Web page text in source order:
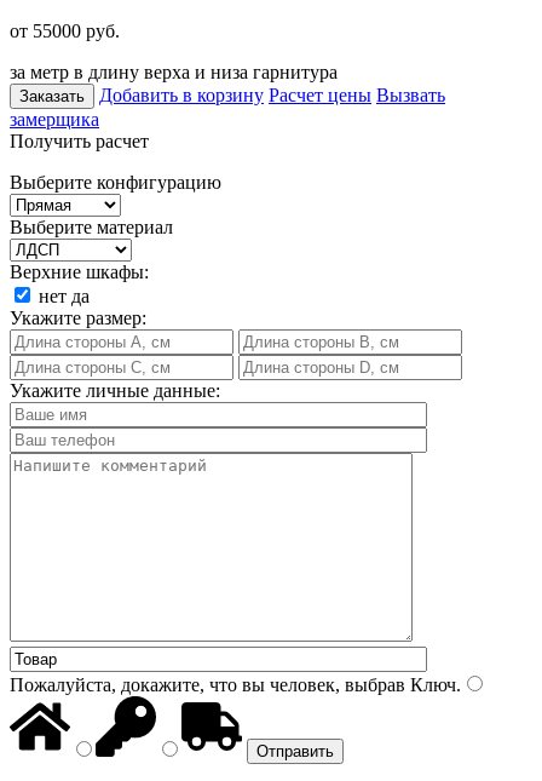
от 55000 руб.
за метр в длину верха и низа гарнитура
Заказать Добавить в корзину Расчет цены Вызвать
замерщика
Получить расчет
Выберите конфигурацию
Выберите материал
Верхние шкафы:
нет да
Укажите размер:
Укажите личные данные:
Пожалуйста, докажите, что вы человек, выбрав Ключ.